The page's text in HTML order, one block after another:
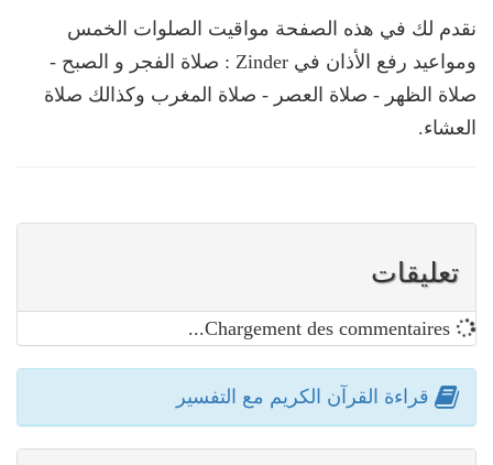
نقدم لك في هذه الصفحة مواقيت الصلوات الخمس
ومواعيد رفع الأذان في Zinder : صلاة الفجر و الصبح -
صلاة الظهر - صلاة العصر - صلاة المغرب وكذالك صلاة
العشاء.
تعليقات
قراءة القرآن الكريم مع التفسير